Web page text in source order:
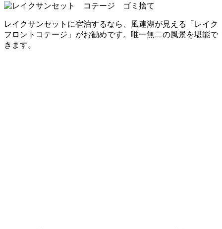
レイクサンセットに宿泊するなら、風連湖が見える「レイク
フロントコテージ」がお勧めです。唯一無二の風景を堪能で
きます。